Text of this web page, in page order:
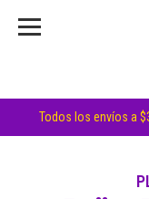
Todos los envíos a